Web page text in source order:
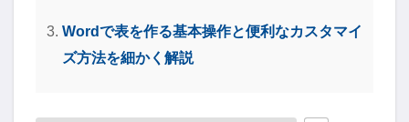
Wordで表を作る基本操作と便利なカスタマイ
ズ方法を細かく解説